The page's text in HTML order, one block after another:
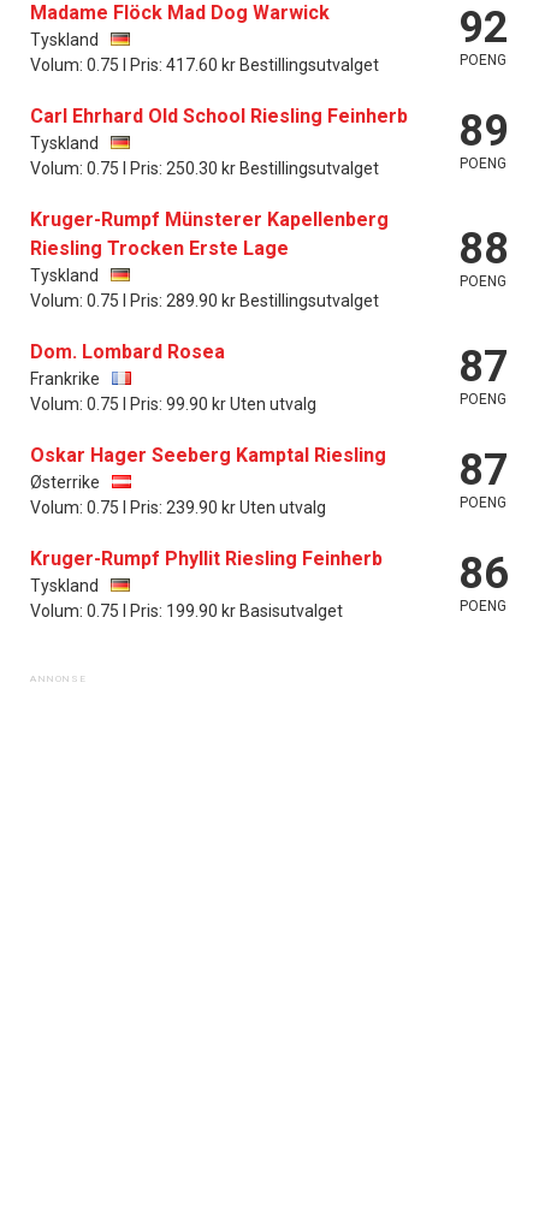
Madame Flöck Mad Dog Warwick
Tyskland
Volum: 0.75 l Pris: 417.60 kr Bestillingsutvalget
92
POENG
Carl Ehrhard Old School Riesling Feinherb
Tyskland
Volum: 0.75 l Pris: 250.30 kr Bestillingsutvalget
89
POENG
Kruger-Rumpf Münsterer Kapellenberg
Riesling Trocken Erste Lage
Tyskland
Volum: 0.75 l Pris: 289.90 kr Bestillingsutvalget
88
POENG
Dom. Lombard Rosea
Frankrike
Volum: 0.75 l Pris: 99.90 kr Uten utvalg
87
POENG
Oskar Hager Seeberg Kamptal Riesling
Østerrike
Volum: 0.75 l Pris: 239.90 kr Uten utvalg
87
POENG
Kruger-Rumpf Phyllit Riesling Feinherb
Tyskland
Volum: 0.75 l Pris: 199.90 kr Basisutvalget
86
POENG